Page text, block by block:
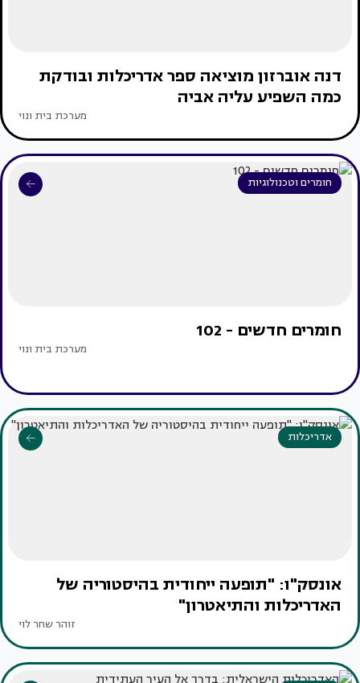
דנה אוברזון מוציאה ספר אדריכלות ובודקת
כמה השפיע עליה אביה
מערכת בית ונוי
חומרים וטכנולוגיות
חומרים חדשים - 102
מערכת בית ונוי
אדריכלות
אונסק"ו: "תופעה ייחודית בהיסטוריה של
האדריכלות והתיאטרון"
זוהר שחר לוי